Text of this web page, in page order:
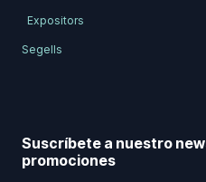
Expositors
Segells
Suscríbete a nuestro
promociones